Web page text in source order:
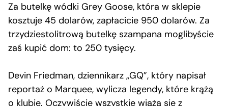
Za butelkę wódki Grey Goose, która w sklepie
kosztuje 45 dolarów, zapłacicie 950 dolarów. Za
trzydziestolitrową butelkę szampana moglibyście
zaś kupić dom: to 250 tysięcy.
Devin Friedman, dziennikarz „GQ”, który napisał
reportaż o Marquee, wylicza legendy, które krążą
o klubie. Oczywiście wszystkie wiążą się z